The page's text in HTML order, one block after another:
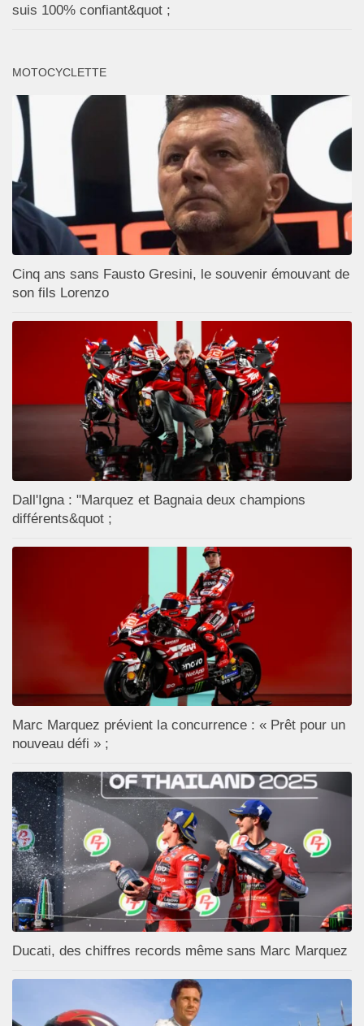
suis 100% confiant&quot ;
MOTOCYCLETTE
Cinq ans sans Fausto Gresini, le souvenir émouvant de
son fils Lorenzo
Dall'Igna : "Marquez et Bagnaia deux champions
différents&quot ;
Marc Marquez prévient la concurrence : « Prêt pour un
nouveau défi » ;
Ducati, des chiffres records même sans Marc Marquez